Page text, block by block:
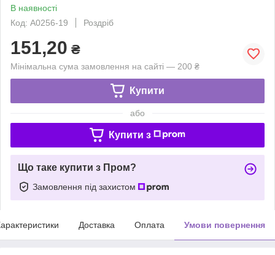
В наявності
Код: A0256-19
Роздріб
151,20 ₴
Мінімальна сума замовлення на сайті — 200 ₴
Купити
або
Купити з
Що таке купити з Пром?
Замовлення під захистом
Доставка Оплата Умови повернення